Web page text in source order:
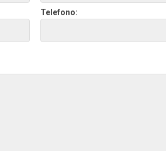
Telefono: